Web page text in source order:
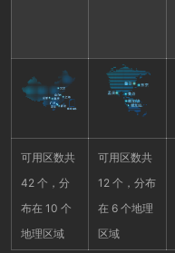
可用区数共
42 个，分
布在 10 个
地理区域
可用区数共
12 个，分布
在 6 个地理
区域